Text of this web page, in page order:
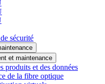
sécurité
et maintenance
produits et des données
de la fibre optique